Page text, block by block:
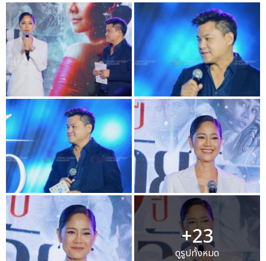
+23
ดูรูปทั้งหมด